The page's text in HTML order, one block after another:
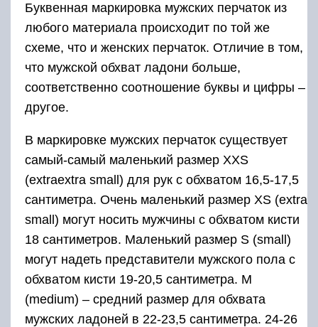
Буквенная маркировка мужских перчаток из
любого материала происходит по той же
схеме, что и женских перчаток. Отличие в том,
что мужской обхват ладони больше,
соответственно соотношение буквы и цифры –
другое.
В маркировке мужских перчаток существует
самый-самый маленький размер ХXS
(extraextra small) для рук с обхватом 16,5-17,5
сантиметра. Очень маленький размер XS (extra
small) могут носить мужчины с обхватом кисти
18 сантиметров. Маленький размер S (small)
могут надеть представители мужского пола с
обхватом кисти 19-20,5 сантиметра. M
(medium) – средний размер для обхвата
мужских ладоней в 22-23,5 сантиметра. 24-26